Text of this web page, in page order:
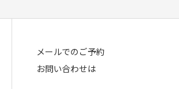
メールでのご予約
お問い合わせは